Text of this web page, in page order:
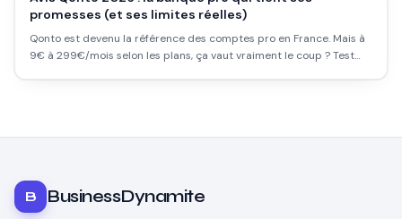
promesses (et ses limites réelles)
Qonto est devenu la référence des comptes pro en France. Mais à
9€ à 299€/mois selon les plans, ça vaut vraiment le coup ? Test
B BusinessDynamite